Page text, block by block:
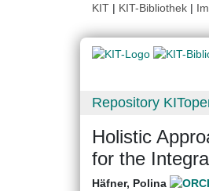
KIT | KIT-Bibliothek |
Repository
Holistic
for the
Häfner, Polina